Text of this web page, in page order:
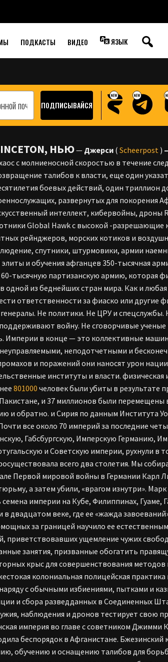
ПОДКАСТЫ ВИДЕО ЯЗЫК
НЬЮ— Джерси( Scheerpost)
с молниеносной скоростью в течение
талибов к власти, еще один
боевых действий, один триллион
развернутых для покорения
интеллект, кибервойны,
Global Hawk с высокой -
рейнджеров, морских котиков и
спутники, штурмовики, армии
и обучения афганцев 350-тысячная
тысячную партизанскую армию, которая
одной из беднейших стран мира. Как и
ответственности за фиаско или
Не политики. Не ЦРУ и
войну. Не сговорчивые
Империи в конце — это коллективные
неподотчетными и
и поражений они наносят урон
институты и власти.
801000 человек были убиты в результате
и 37 миллионов были
и обратно. и Сирия по данным Института
все около 70 империй за последние
Габсбургскую, Имперскую Германию,
и Советскую империи, рухнули в
всего два столетия. Мы
Первой мировой войны в Германии Карл
а затем убили, «врагом изнутри».
империи на Кубе, Филиппинах,
двадцатом веке, где ее «жажда
за границей научило ее
приветствовавших ущемление чужих
занятия, призванные обогатить
крыс для совершенствования
колониальная полицейская
с обычными избиениями, пытками и
и сбора разведданных в Соединенных
наблюдения и дронов тестирует свою
империя во главе с советником
беспорядок в Афганистане.
обучению и оснащению талибов для